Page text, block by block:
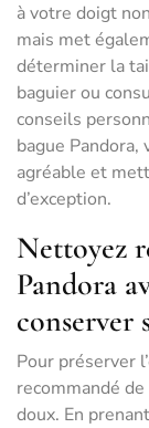
à votre doigt
mais met
déterminer la
baguier ou
conseils
bague
agréable et
d’exception.
Nettoyez
Pandora
conserver
Pour préserver
recommandé
doux. En